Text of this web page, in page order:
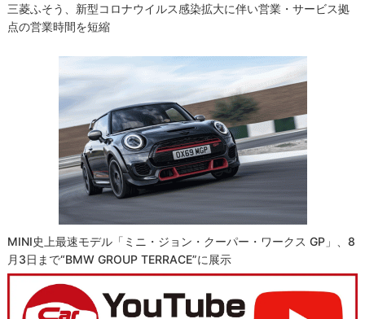
三菱ふそう、新型コロナウイルス感染拡大に伴い営業・サービス拠
点の営業時間を短縮
MINI史上最速モデル「ミニ・ジョン・クーパー・ワークス GP」、8
月3日まで“BMW GROUP TERRACE”に展示